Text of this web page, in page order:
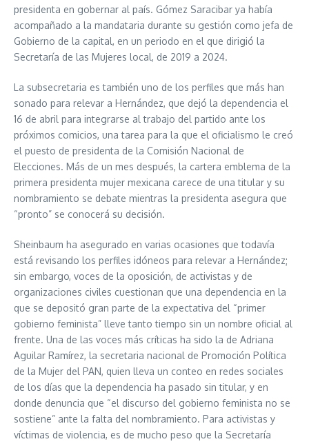
presidenta en gobernar al país. Gómez Saracibar ya había
acompañado a la mandataria durante su gestión como jefa de
Gobierno de la capital, en un periodo en el que dirigió la
Secretaría de las Mujeres local, de 2019 a 2024.
La subsecretaria es también uno de los perfiles que más han
sonado para relevar a Hernández, que dejó la dependencia el
16 de abril para integrarse al trabajo del partido ante los
próximos comicios, una tarea para la que el oficialismo le creó
el puesto de presidenta de la Comisión Nacional de
Elecciones. Más de un mes después, la cartera emblema de la
primera presidenta mujer mexicana carece de una titular y su
nombramiento se debate mientras la presidenta asegura que
“pronto” se conocerá su decisión.
Sheinbaum ha asegurado en varias ocasiones que todavía
está revisando los perfiles idóneos para relevar a Hernández;
sin embargo, voces de la oposición, de activistas y de
organizaciones civiles cuestionan que una dependencia en la
que se depositó gran parte de la expectativa del “primer
gobierno feminista” lleve tanto tiempo sin un nombre oficial al
frente. Una de las voces más críticas ha sido la de Adriana
Aguilar Ramírez, la secretaria nacional de Promoción Política
de la Mujer del PAN, quien lleva un conteo en redes sociales
de los días que la dependencia ha pasado sin titular, y en
donde denuncia que “el discurso del gobierno feminista no se
sostiene” ante la falta del nombramiento. Para activistas y
víctimas de violencia, es de mucho peso que la Secretaría